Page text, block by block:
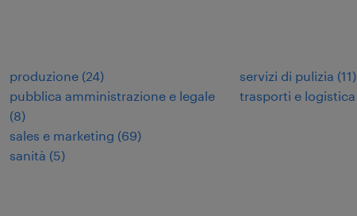
produzione (24)
pubblica amministrazione e legale
(8)
sales e marketing (69)
sanità (5)
servizi di pulizia (11)
trasporti e logistica